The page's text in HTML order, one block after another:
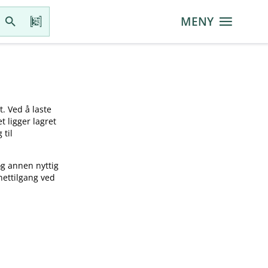
MENY
Ved å laste
ligger lagret
til
annen nyttig
ved